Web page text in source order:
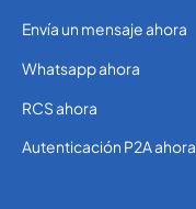
Envía un mensaje ahora
Whatsapp ahora
RCS ahora
Autenticación P2A ahora